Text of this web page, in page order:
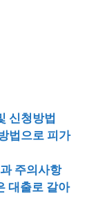
신청방법
법으로 피가
주의사항
대출로 갈아